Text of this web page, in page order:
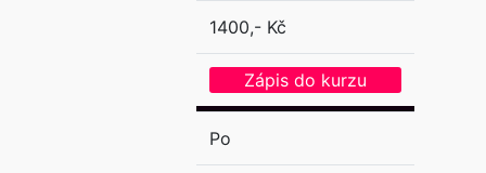
1400,- Kč
Zápis do kurzu
Po